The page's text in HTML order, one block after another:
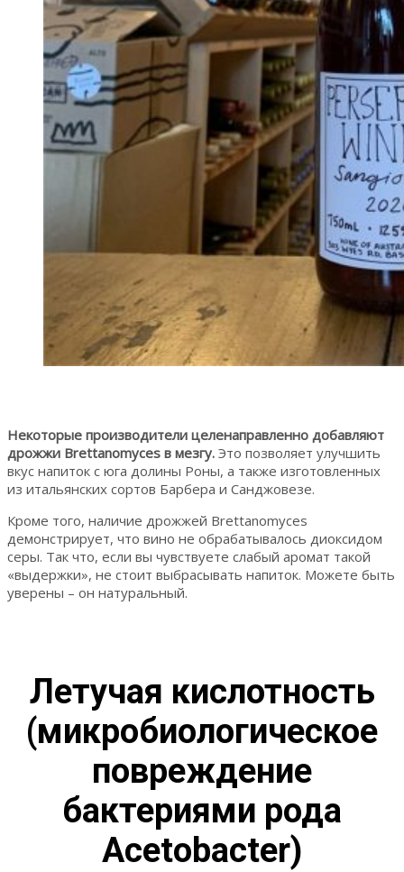
Некоторые производители целенаправленно добавляют
дрожжи Brettanomyces в мезгу. Это позволяет улучшить
вкус напиток с юга долины Роны, а также изготовленных
из итальянских сортов Барбера и Санджовезе.
Кроме того, наличие дрожжей Brettanomyces
демонстрирует, что вино не обрабатывалось диоксидом
серы. Так что, если вы чувствуете слабый аромат такой
«выдержки», не стоит выбрасывать напиток. Можете быть
уверены – он натуральный.
Летучая кислотность
(микробиологическое
повреждение
бактериями рода
Acetobacter)